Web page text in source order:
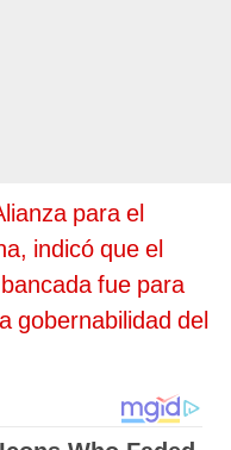
para el
indicó que el
fue para
gobernabilidad del